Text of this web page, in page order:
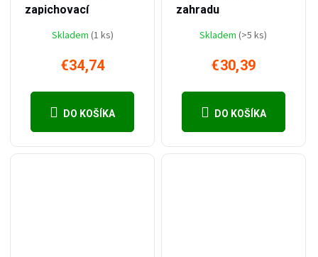
zapichovací
Skladem (1 ks)
€34,74
DO KOŠÍKA
zahradu
Skladem(>5 ks)
€30,39
DO KOŠÍKA